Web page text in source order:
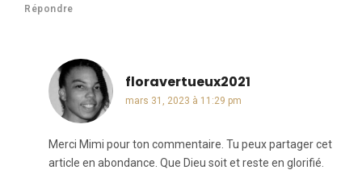
Répondre
floravertueux2021
mars 31, 2023 à 11:29 pm
Merci Mimi pour ton commentaire. Tu peux partager cet
article en abondance. Que Dieu soit et reste en glorifié.